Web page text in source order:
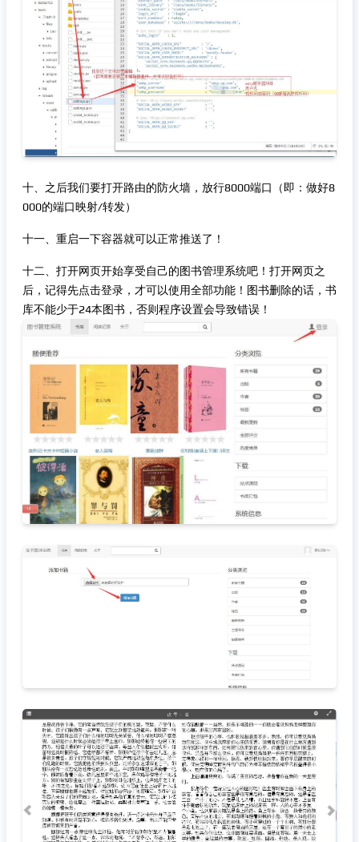
十、之后我们要打开路由的防火墙，放行8000端口（即：做好8
000的端口映射/转发）
十一、重启一下容器就可以正常推送了！
十二、打开网页开始享受自己的图书管理系统吧！打开网页之
后，记得先点击登录，才可以使用全部功能！图书删除的话，书
库不能少于24本图书，否则程序设置会导致错误！